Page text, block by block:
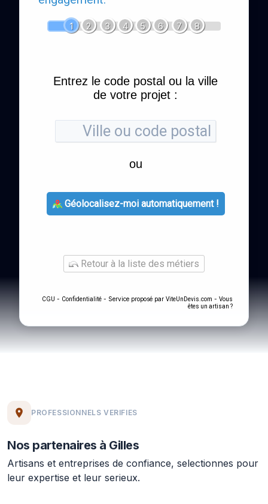
1 2 3 4 5 6 7 8
Entrez le code postal ou la ville
de votre projet :
ou
Géolocalisez-moi automatiquement !
Retour à la liste des métiers
CGU - Confidentialité - Service proposé par ViteUnDevis.com - Vous
êtes un artisan ?
PROFESSIONNELS VERIFIES
Nos partenaires à Gilles
Artisans et entreprises de confiance, selectionnes pour
leur expertise et leur serieux.